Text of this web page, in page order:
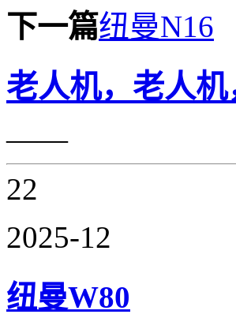
下一篇纽曼N16
老人机，老人
——
22
2025-12
纽曼W80